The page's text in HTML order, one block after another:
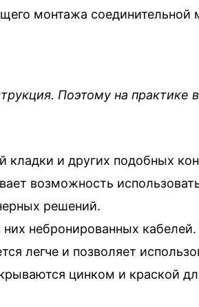
монтажа соединительной
Поэтому на практике
кладки и других подобных
возможность
решений.
небронированных
легче и позволяет
цинком и краской